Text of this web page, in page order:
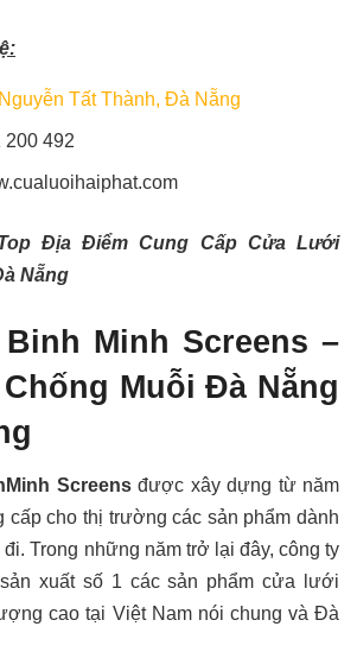
Tất Thành, Đà Nẵng
200 492
Địa Điểm Cung Cấp Cửa Lưới
Nẵng
Minh Screens –
Muỗi Đà Nẵng
Screensđược xây dựng từ năm
cấp cho thị trường các sản phẩm dành
Trong những năm trở lại đây, công ty
xuất số 1 các sản phẩm cửa lưới
cao tại Việt Nam nói chung và Đà